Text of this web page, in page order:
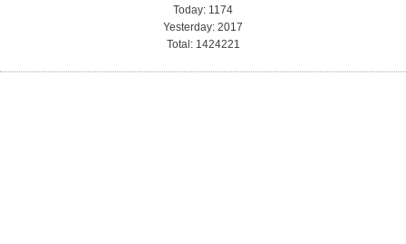
Today: 1174
Yesterday: 2017
Total: 1424221